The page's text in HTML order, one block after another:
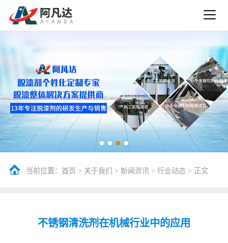
当前位置： 首页 > 关于我们 > 新闻资讯 > 行业动态> 正文
不锈钢清洗剂在机械行业中的应用